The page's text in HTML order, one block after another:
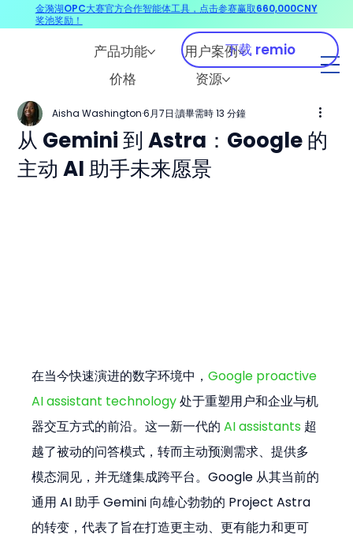
产品功能
用户案例
价格
资源
下载 remio
从 Gemini 到 Astra：Google 的
主动 AI 助手未来愿景
Aisha Washington 6月7日 讀畢需時 13 分鐘
在当今快速演进的数字环境中，Google proactive
AI assistant technology 处于重塑用户和企业与机
器交互方式的前沿。这一新一代的 AI assistants 超
越了被动的问答模式，转而主动预测需求、提供多
模态洞见，并无缝集成跨平台。Google 从其当前的
通用 AI 助手 Gemini 向雄心勃勃的 Project Astra
的转变，代表了旨在打造更主动、更有能力和更可
金漪湖OPC大赛官方合作智能体工具，点击参赛赢取660,000CNY
奖池奖励！